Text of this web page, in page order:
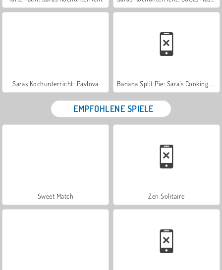
Saras Kochunterricht: Pavlova
EMPFOHLENE SPIELE
Sweet Match Zen Solitaire